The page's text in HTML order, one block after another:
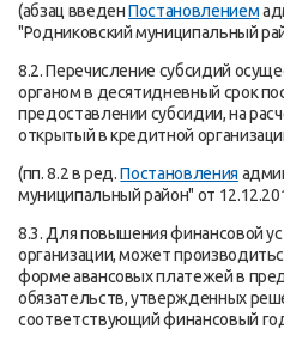
(абзац введенПостановлением
"Родниковский муниципальный
8.2. Перечисление субсидий
органом в десятидневный срок
предоставлении субсидии, на
открытый в кредитной
(пп. 8.2 в ред.Постановления
муниципальный район" от
8.3. Для повышения финансовой
организации, может
форме авансовых платежей в
обязательств, утвержденных
соответствующий финансовый